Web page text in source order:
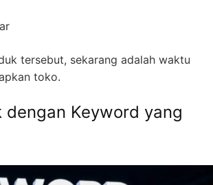
tersebut, sekarang adalah waktu
toko.
Keyword yang